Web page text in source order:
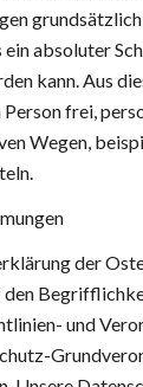
ein absoluter
kann. Aus
frei,
Wegen,
der
und